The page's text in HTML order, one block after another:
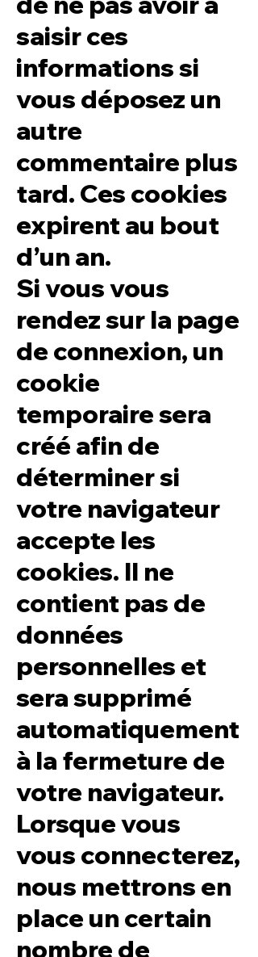
saisir ces
informations si
vous déposez un
autre
commentaire plus
tard. Ces cookies
expirent au bout
d’un an.
Si vous vous
rendez sur la page
de connexion, un
cookie
temporaire sera
créé afin de
déterminer si
votre navigateur
accepte les
cookies. Il ne
contient pas de
données
personnelles et
sera supprimé
automatiquement
à la fermeture de
votre navigateur.
Lorsque vous
vous connecterez,
nous mettrons en
place un certain
nombre de